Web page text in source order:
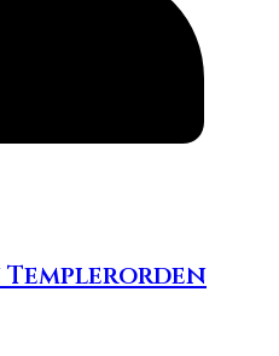
Templerorden